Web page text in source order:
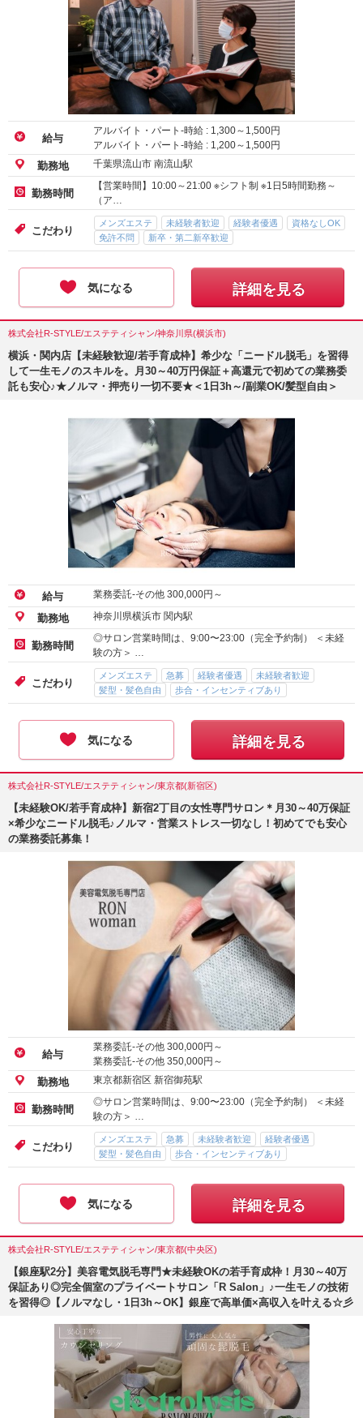
給与
アルバイト・パート-時給 : 1,300～ 1,500円
アルバイト・パート-時給 : 1,200～ 1,500円
勤務地 千葉県流山市 南流山駅
勤務時間
【営業時間】10:00～21:00 ※シフト制 ※1日5時間勤務～
（ア…
こだわり
メンズエステ 未経験者歓迎 経験者優遇
資格なしOK
免許不問
新卒・第二新卒歓迎
気になる 詳細を見る
株式会社R-STYLE/エステティシャン/神奈川県(横浜市)
横浜・関内店【未経験歓迎/若手育成枠】希少な「ニードル脱毛」を習得
して一生モノのスキルを。月30～40万円保証＋高還元で初めての業務委
託も安心♪★ノルマ・押売り一切不要★＜1日3h～/副業OK/髪型自由＞
給与 業務委託-その他 300,000円～
勤務地 神奈川県横浜市 関内駅
勤務時間
◎サロン営業時間は、9:00〜23:00（完全予約制） ＜未経
験の方＞ …
こだわり
メンズエステ 急募 経験者優遇
未経験者歓迎
髪型・髪色自由
歩合・インセンティブあり
気になる 詳細を見る
株式会社R-STYLE/エステティシャン/東京都(新宿区)
【未経験OK/若手育成枠】新宿2丁目の女性専門サロン＊月30～40万保証
×希少なニードル脱毛♪ノルマ・営業ストレス一切なし！初めてでも安心
の業務委託募集！
給与
業務委託-その他 300,000円～
業務委託-その他 350,000円～
勤務地 東京都新宿区 新宿御苑駅
勤務時間
◎サロン営業時間は、9:00〜23:00（完全予約制） ＜未経
験の方＞ …
こだわり
メンズエステ 急募 未経験者歓迎
経験者優遇
髪型・髪色自由
歩合・インセンティブあり
気になる 詳細を見る
株式会社R-STYLE/エステティシャン/東京都(中央区)
【銀座駅2分】美容電気脱毛専門★未経験OKの若手育成枠！月30～40万
保証あり◎完全個室のプライベートサロン「R Salon」♪一生モノの技術
を習得◎【ノルマなし・1日3h～OK】銀座で高単価×高収入を叶える☆彡